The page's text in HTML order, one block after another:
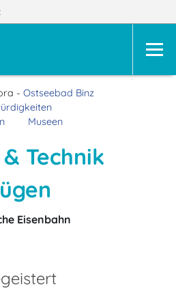
- Ostseebad Binz
Museen
Technik
Eisenbahn